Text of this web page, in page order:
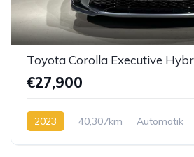
Toyota Corolla Executive
€27,900
2023 40,307km Automatik